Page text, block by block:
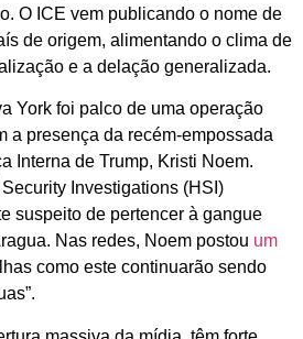
O ICE vem publicando o nome de
de origem, alimentando o clima de
e a delação generalizada.
York foi palco de uma operação
a presença da recém-empossada
Interna de Trump, Kristi Noem.
Investigations (HSI)
suspeito de pertencer à gangue
Nas redes, Noem postou um
como este continuarão sendo